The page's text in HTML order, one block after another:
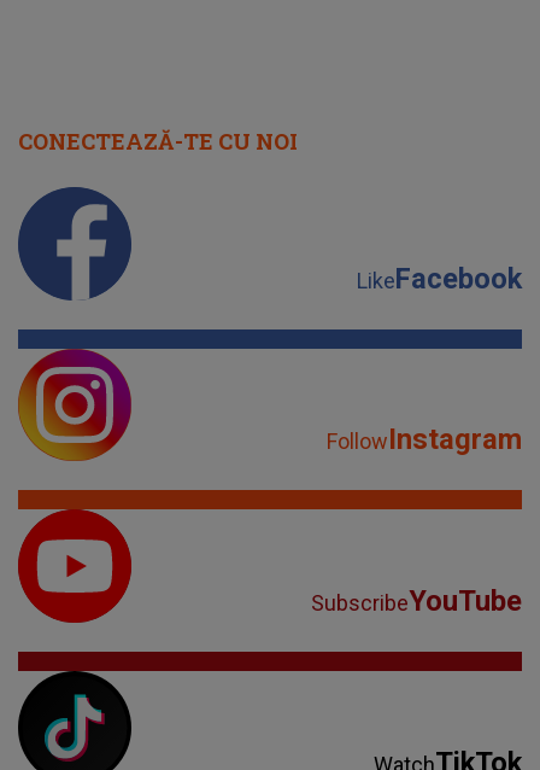
CONECTEAZĂ-TE CU NOI
LikeFacebook
FollowInstagram
SubscribeYouTube
WatchTikTok